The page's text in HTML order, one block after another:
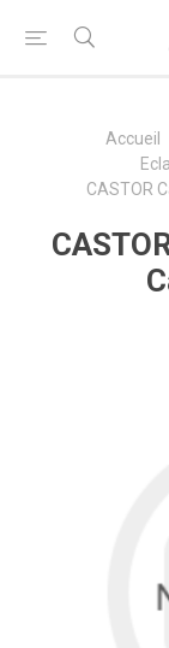
Accueil
CASTOR